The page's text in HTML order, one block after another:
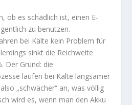
ob es schädlich ist, einen E-
zu benutzen.
bei Kälte kein Problem für
sinkt die Reichweite
Der Grund: die
laufen bei Kälte langsamer
„schwächer“ an, was völlig
wird es, wenn man den Akku